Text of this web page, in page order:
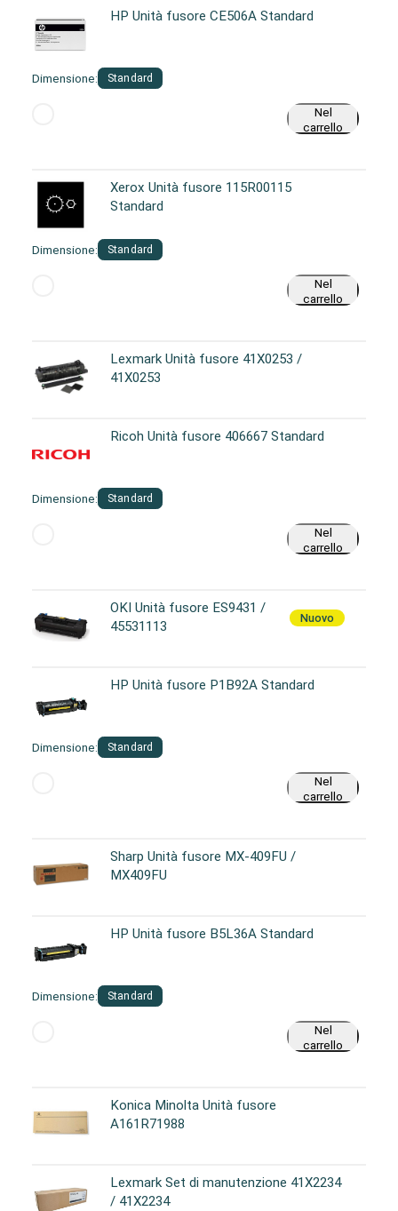
HP Unità fusore CE506A Standard
Dimensione: Standard
Nel
carrello
Xerox Unità fusore 115R00115
Standard
Dimensione: Standard
Nel
carrello
Lexmark Unità fusore 41X0253 /
41X0253
Ricoh Unità fusore 406667 Standard
Dimensione: Standard
Nel
carrello
OKI Unità fusore ES9431 /
45531113
Nuovo
HP Unità fusore P1B92A Standard
Dimensione: Standard
Nel
carrello
Sharp Unità fusore MX-409FU /
MX409FU
HP Unità fusore B5L36A Standard
Dimensione: Standard
Nel
carrello
Konica Minolta Unità fusore
A161R71988
Lexmark Set di manutenzione 41X2234
/ 41X2234